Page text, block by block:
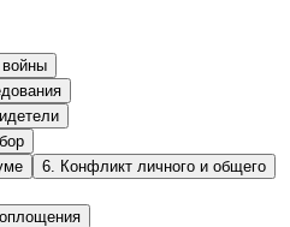
6
Конфликт личного и общего